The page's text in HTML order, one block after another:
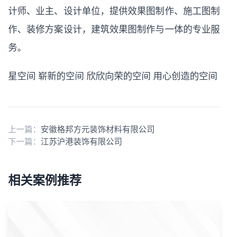
计师、业主、设计单位，提供效果图制作、施工图制
作、装修方案设计，建筑效果图制作与一体的专业服
务。
星空间 崭新的空间 欣欣向荣的空间 用心创造的空间
上一篇： 安徽格邦方元装饰材料有限公司
下一篇： 江苏沪港装饰有限公司
相关案例推荐